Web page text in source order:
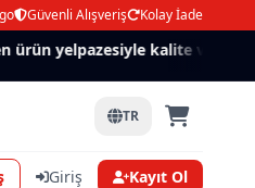
Güvenli Alışveriş Kolay İade
yelpazesiyle kalite ve güven.
TR
Giriş Kayıt Ol